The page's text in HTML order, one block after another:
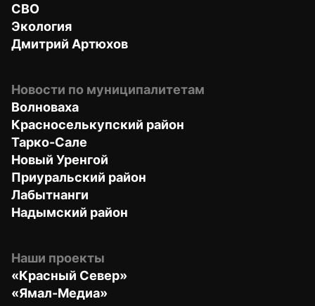
СВО
Экология
Дмитрий Артюхов
Новости по муниципалитетам
Волноваха
Красноселькупский район
Тарко-Сале
Новый Уренгой
Приуральский район
Лабытнанги
Надымский район
Наши проекты
«Красный Север»
«Ямал-Медиа»